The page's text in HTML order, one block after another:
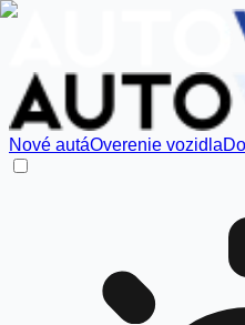
Nové autáOverenie vozidla